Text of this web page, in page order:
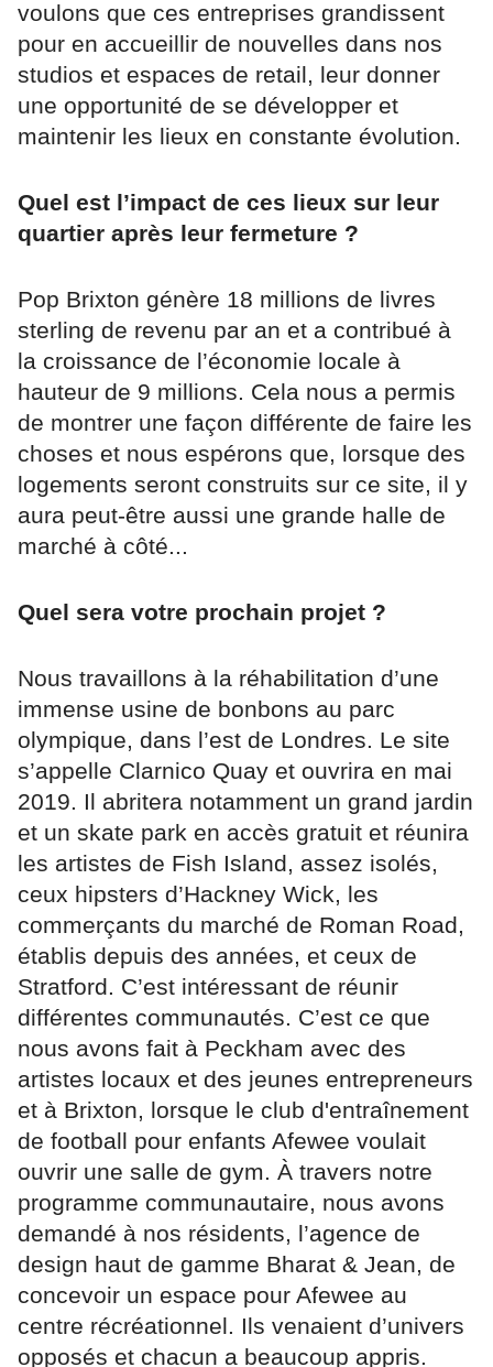
voulons que ces entreprises grandissent
pour en accueillir de nouvelles dans nos
studios et espaces de retail, leur donner
une opportunité de se développer et
maintenir les lieux en constante évolution.
Quel est l’impact de ces lieux sur leur
quartier après leur fermeture ?
Pop Brixton génère 18 millions de livres
sterling de revenu par an et a contribué à
la croissance de l’économie locale à
hauteur de 9 millions. Cela nous a permis
de montrer une façon différente de faire les
choses et nous espérons que, lorsque des
logements seront construits sur ce site, il y
aura peut-être aussi une grande halle de
marché à côté...
Quel sera votre prochain projet ?
Nous travaillons à la réhabilitation d’une
immense usine de bonbons au parc
olympique, dans l’est de Londres. Le site
s’appelle Clarnico Quay et ouvrira en mai
2019. Il abritera notamment un grand jardin
et un skate park en accès gratuit et réunira
les artistes de Fish Island, assez isolés,
ceux hipsters d’Hackney Wick, les
commerçants du marché de Roman Road,
établis depuis des années, et ceux de
Stratford. C’est intéressant de réunir
différentes communautés. C’est ce que
nous avons fait à Peckham avec des
artistes locaux et des jeunes entrepreneurs
et à Brixton, lorsque le club d'entraînement
de football pour enfants Afewee voulait
ouvrir une salle de gym. À travers notre
programme communautaire, nous avons
demandé à nos résidents, l’agence de
design haut de gamme Bharat & Jean, de
concevoir un espace pour Afewee au
centre récréationnel. Ils venaient d’univers
opposés et chacun a beaucoup appris.